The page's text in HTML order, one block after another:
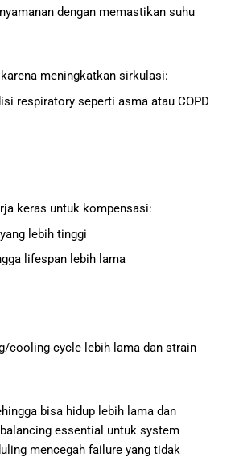
dengan memastikan suhu
meningkatkan sirkulasi:
respiratory seperti asma atau COPD
keras untuk kompensasi:
lebih tinggi
lifespan lebih lama
cooling cycle lebih lama dan strain
bisa hidup lebih lama dan
essential untuk system
mencegah failure yang tidak